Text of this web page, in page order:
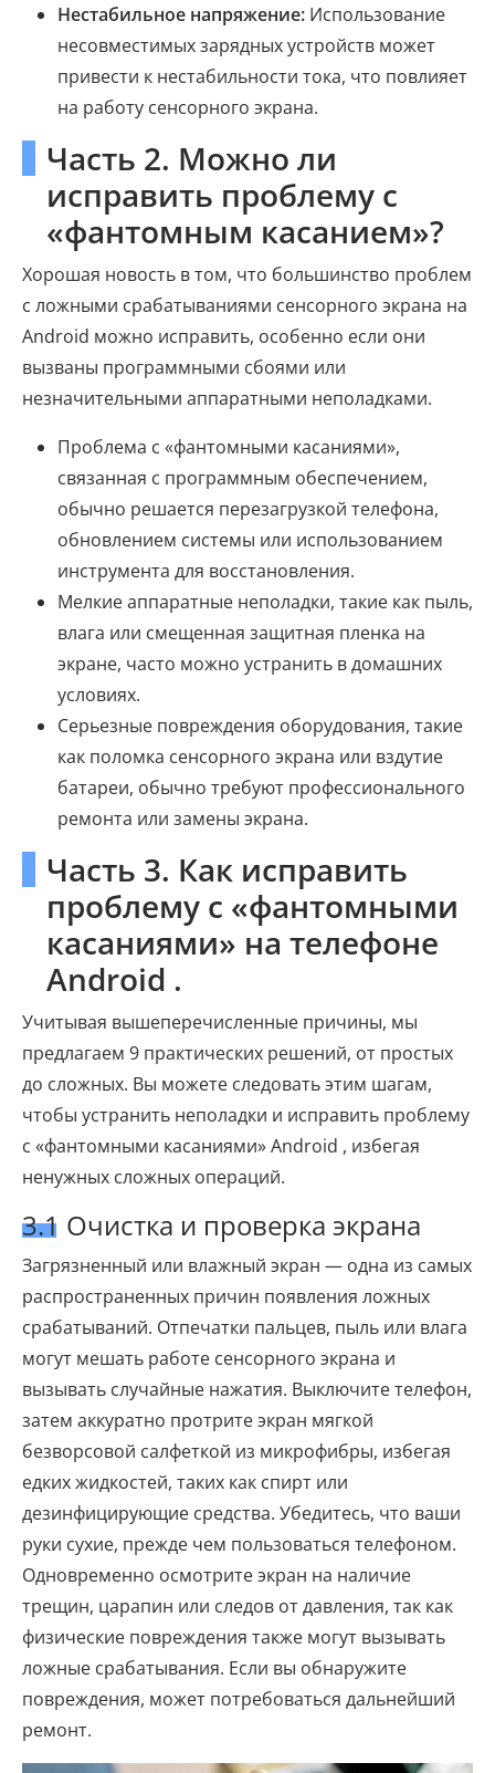
Нестабильное напряжение: Использование
несовместимых зарядных устройств может
привести к нестабильности тока, что повлияет
на работу сенсорного экрана.
Часть 2. Можно ли
исправить проблему с
«фантомным касанием»?
Хорошая новость в том, что большинство проблем
с ложными срабатываниями сенсорного экрана на
Android можно исправить, особенно если они
вызваны программными сбоями или
незначительными аппаратными неполадками.
Проблема с «фантомными касаниями»,
связанная с программным обеспечением,
обычно решается перезагрузкой телефона,
обновлением системы или использованием
инструмента для восстановления.
Мелкие аппаратные неполадки, такие как пыль,
влага или смещенная защитная пленка на
экране, часто можно устранить в домашних
условиях.
Серьезные повреждения оборудования, такие
как поломка сенсорного экрана или вздутие
батареи, обычно требуют профессионального
ремонта или замены экрана.
Часть 3. Как исправить
проблему с «фантомными
касаниями» на телефоне
Android .
Учитывая вышеперечисленные причины, мы
предлагаем 9 практических решений, от простых
до сложных. Вы можете следовать этим шагам,
чтобы устранить неполадки и исправить проблему
с «фантомными касаниями» Android , избегая
ненужных сложных операций.
3.1 Очистка и проверка экрана
Загрязненный или влажный экран — одна из самых
распространенных причин появления ложных
срабатываний. Отпечатки пальцев, пыль или влага
могут мешать работе сенсорного экрана и
вызывать случайные нажатия. Выключите телефон,
затем аккуратно протрите экран мягкой
безворсовой салфеткой из микрофибры, избегая
едких жидкостей, таких как спирт или
дезинфицирующие средства. Убедитесь, что ваши
руки сухие, прежде чем пользоваться телефоном.
Одновременно осмотрите экран на наличие
трещин, царапин или следов от давления, так как
физические повреждения также могут вызывать
ложные срабатывания. Если вы обнаружите
повреждения, может потребоваться дальнейший
ремонт.